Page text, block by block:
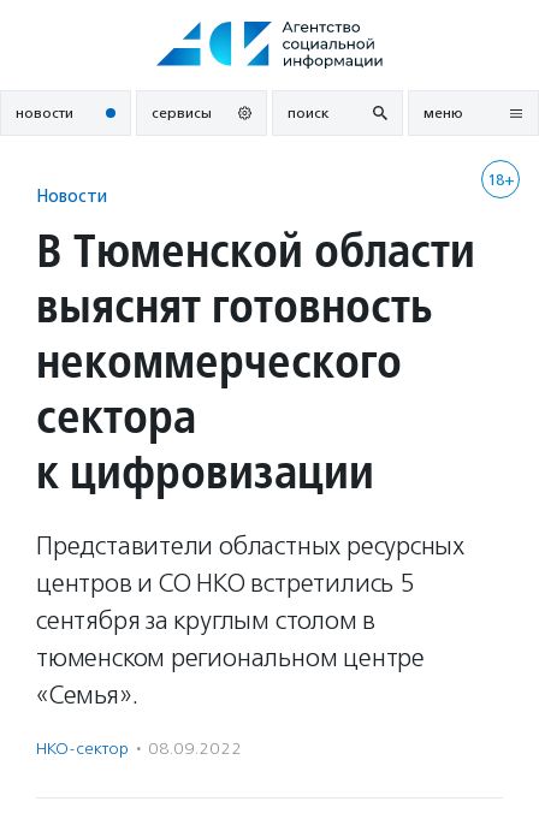
новости сервисы поиск меню
18+
Новости
В Тюменской области
выяснят готовность
некоммерческого
сектора
к цифровизации
Представители областных ресурсных
центров и СО НКО встретились 5
сентября за круглым столом в
тюменском региональном центре
«Семья».
НКО-сектор · 08.09.2022